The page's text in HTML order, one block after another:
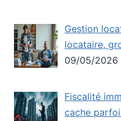
Gestion
locataire,
09/05/2026
Fiscalité
cache